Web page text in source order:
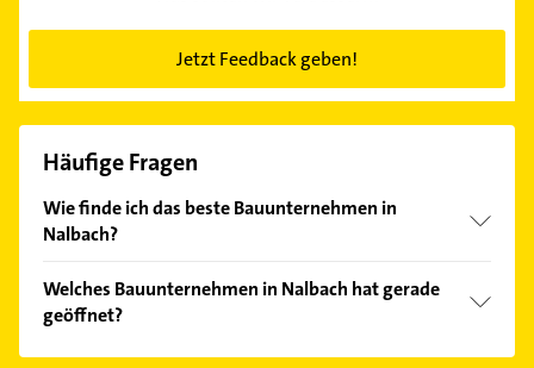
Jetzt Feedback geben!
Häufige Fragen
Wie finde ich das beste Bauunternehmen in
Nalbach?
Kundenmeinungen und profitieren Sie von den
Empfehlungen. Die Suchergebnisse können Sie sich
einfach nachBewertungensortiert anzeigen lassen.
Welches Bauunternehmen in Nalbach hat gerade
geöffnet?
Im Anbieter-Bereich finden Sie alleÖffnungszeiten.